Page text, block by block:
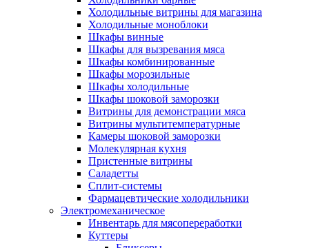
Холодильные витрины для магазина
Холодильные моноблоки
Шкафы винные
Шкафы для вызревания мяса
Шкафы комбинированные
Шкафы морозильные
Шкафы холодильные
Шкафы шоковой заморозки
Витрины для демонстрации мяса
Витрины мультитемпературные
Камеры шоковой заморозки
Молекулярная кухня
Пристенные витрины
Саладетты
Сплит-системы
Фармацевтические холодильники
Электромеханическое
Инвентарь для мясопереработки
Куттеры